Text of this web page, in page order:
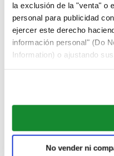
la exclusión de la "venta" o
personal para publicidad
ejercer este derecho
información personal" (Do
Information) o ajustando
No vender ni
AL-GHAZALI
Riyadh
Arabia Saudí
AL-GHAZALI
Riyadh
Arabia Saudí